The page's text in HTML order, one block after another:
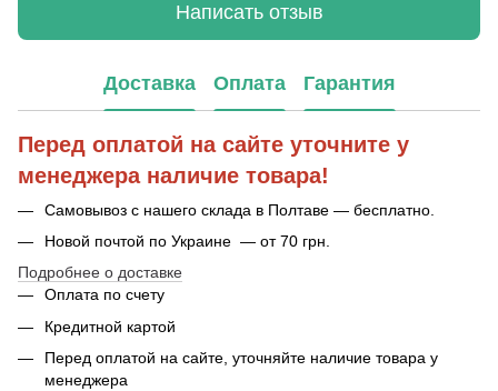
Написать отзыв
Доставка Оплата Гарантия
Перед оплатой на сайте уточните у
менеджера наличие товара!
Самовывоз с нашего склада в Полтаве — бесплатно.
Новой почтой по Украине — от 70 грн.
Подробнее о доставке
Оплата по счету
Кредитной картой
Перед оплатой на сайте, уточняйте наличие товара у
менеджера